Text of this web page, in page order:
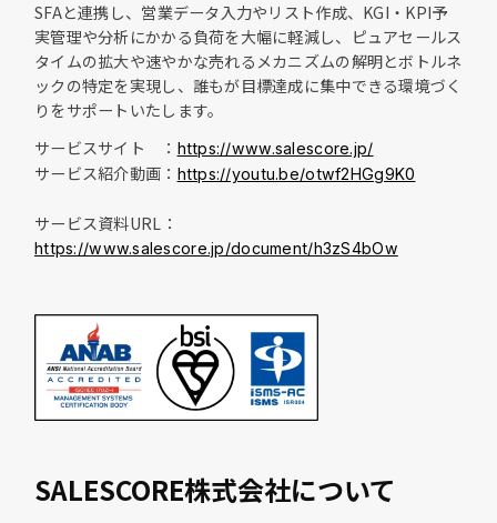
SFAと連携し、営業データ入力やリスト作成、KGI・KPI予
実管理や分析にかかる負荷を大幅に軽減し、ピュアセールス
タイムの拡大や速やかな売れるメカニズムの解明とボトルネ
ックの特定を実現し、誰もが目標達成に集中できる環境づく
りをサポートいたします。
サービスサイト ： https://www.salescore.jp/
サービス紹介動画： https://youtu.be/otwf2HGg9K0
サービス資料URL：
https://www.salescore.jp/document/h3zS4bOw
SALESCORE株式会社について